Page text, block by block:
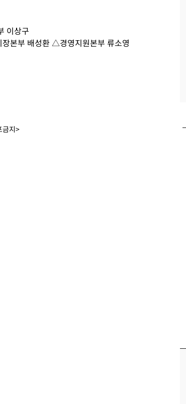
이상구
본부 배성환 △경영지원본부 류소영
금지>